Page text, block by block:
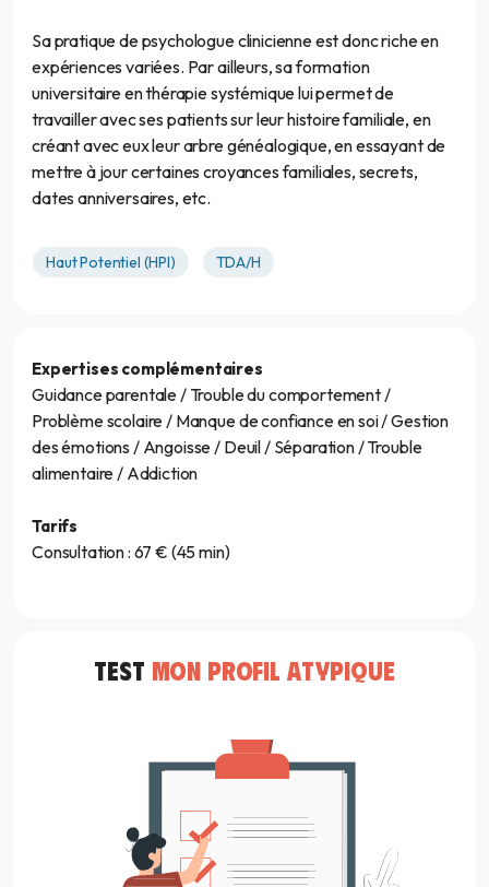
Sa pratique de psychologue clinicienne est donc riche en
expériences variées. Par ailleurs, sa formation
universitaire en thérapie systémique lui permet de
travailler avec ses patients sur leur histoire familiale, en
créant avec eux leur arbre généalogique, en essayant de
mettre à jour certaines croyances familiales, secrets,
dates anniversaires, etc.
Haut Potentiel (HPI) TDA/H
Expertises complémentaires
Guidance parentale / Trouble du comportement /
Problème scolaire / Manque de confiance en soi / Gestion
des émotions / Angoisse / Deuil / Séparation / Trouble
alimentaire / Addiction
Tarifs
Consultation : 67 € (45 min)
TEST MON PROFIL ATYPIQUE